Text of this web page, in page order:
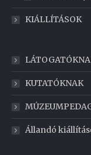
KIÁLLÍTÁSOK
KUTATÓKNAK
Állandó